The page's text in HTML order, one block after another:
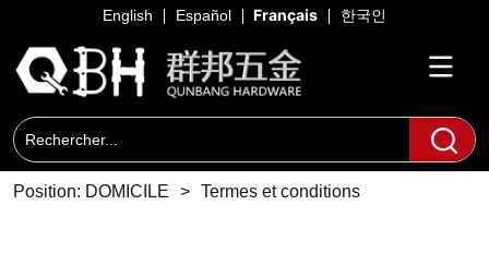
English Español Français 한국인
Position: DOMICILE > Termes et conditions